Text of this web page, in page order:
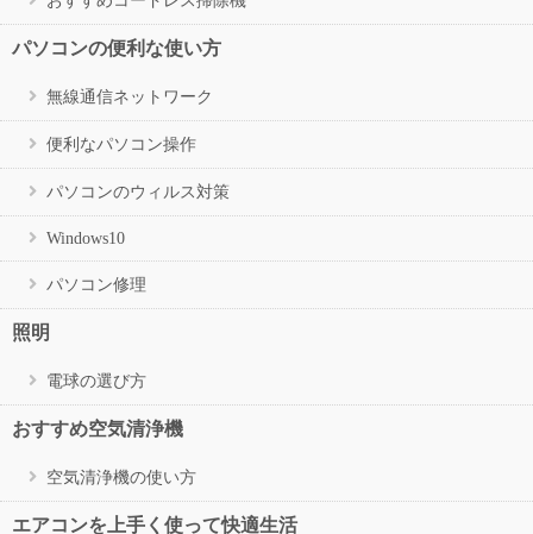
パソコンの便利な使い方
無線通信ネットワーク
便利なパソコン操作
パソコンのウィルス対策
Windows10
パソコン修理
照明
電球の選び方
おすすめ空気清浄機
空気清浄機の使い方
エアコンを上手く使って快適生活